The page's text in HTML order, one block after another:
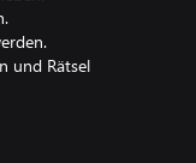
und Rätsel